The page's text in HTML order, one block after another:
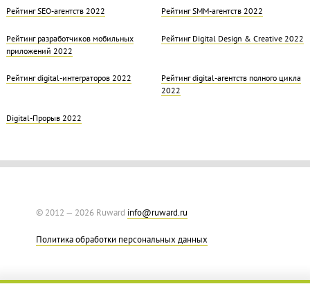
Рейтинг SEO-агентств 2022 Рейтинг SMM-агентств 2022
Рейтинг разработчиков мобильных
приложений 2022
Рейтинг Digital Design & Creative 2022
Рейтинг digital-интеграторов 2022
Рейтинг digital-агентств полного цикла
2022
Digital-Прорыв 2022
© 2012 — 2026 Ruward info@ruward.ru
Политика обработки персональных данных